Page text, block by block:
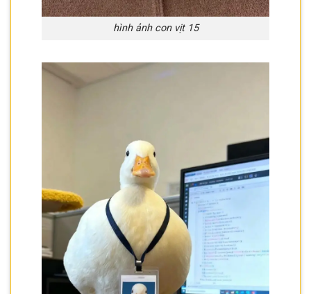
hình ảnh con vịt 15